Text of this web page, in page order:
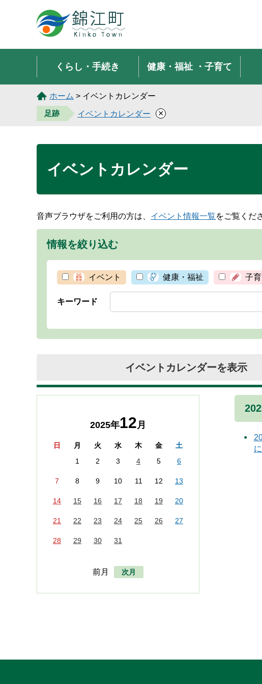
錦江町 Kinko Town
くらし・手続き 健康・福祉・子育て
ホーム > イベントカレンダー
足跡
イベントカレンダー ×
イベントカレンダー
音声ブラウザをご利用の方は、 イベント情報一覧をご覧くだ
情報を絞り込む
イベント 健康・福祉 子
キーワード
イベントカレンダーを表示
2025年12月
日 月 火 水 木 金
土
1
2 3 4 5 6
7 8 9 10 11 12 13
14 15 16 17 18 19 20
21 22 23 24 25 26 27
28 29 30 31
前月 次月